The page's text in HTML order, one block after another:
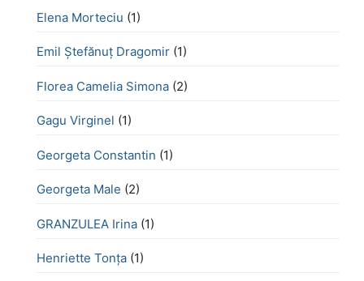
Elena Morteciu (1)
Emil Ștefănuț Dragomir (1)
Florea Camelia Simona (2)
Gagu Virginel (1)
Georgeta Constantin (1)
Georgeta Male (2)
GRANZULEA Irina (1)
Henriette Tonţa (1)